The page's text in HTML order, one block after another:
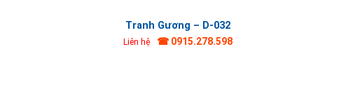
Tranh Gương – D-032
Liên hệ ☎ 0915.278.598